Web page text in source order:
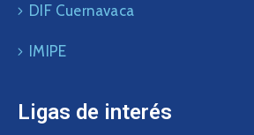
DIF Cuernavaca
IMIPE
Ligas de interés